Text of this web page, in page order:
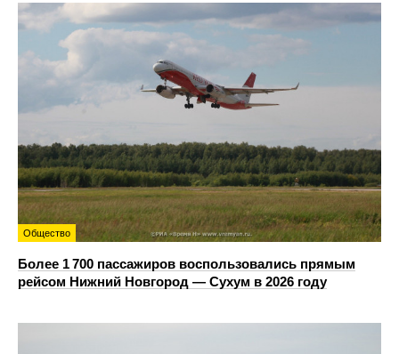
Общество
Более 1 700 пассажиров воспользовались прямым
рейсом Нижний Новгород — Сухум в 2026 году